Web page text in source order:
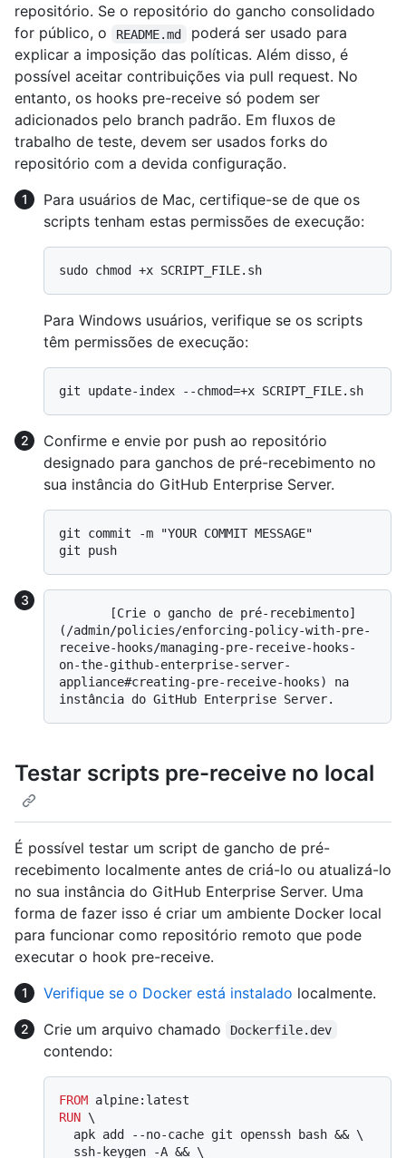
repositório. Se o repositório do gancho consolidado
for público, o
README.md
poderá ser usado para
explicar a imposição das políticas. Além disso, é
possível aceitar contribuições via pull request. No
entanto, os hooks pre-receive só podem ser
adicionados pelo branch padrão. Em fluxos de
trabalho de teste, devem ser usados forks do
repositório com a devida configuração.
Para usuários de Mac, certifique-se de que os
scripts tenham estas permissões de execução:
Para Windows usuários, verifique se os scripts
têm permissões de execução:
Confirme e envie por push ao repositório
designado para ganchos de pré-recebimento no
sua instância do GitHub Enterprise Server.
git commit -m "YOUR COMMIT MESSAGE"
(/admin/policies/enforcing-policy-with-pre-
receive-hooks/managing-pre-receive-hooks-
on-the-github-enterprise-server-
appliance#creating-pre-receive-hooks) na
Testar scripts pre-receive no local
É possível testar um script de gancho de pré-
recebimento localmente antes de criá-lo ou atualizá-lo
no sua instância do GitHub Enterprise Server. Uma
forma de fazer isso é criar um ambiente Docker local
para funcionar como repositório remoto que pode
executar o hook pre-receive.
Verifique se o Docker está instalado localmente.
Crie um arquivo chamado
Dockerfile.dev
contendo:
FROM
RUN \